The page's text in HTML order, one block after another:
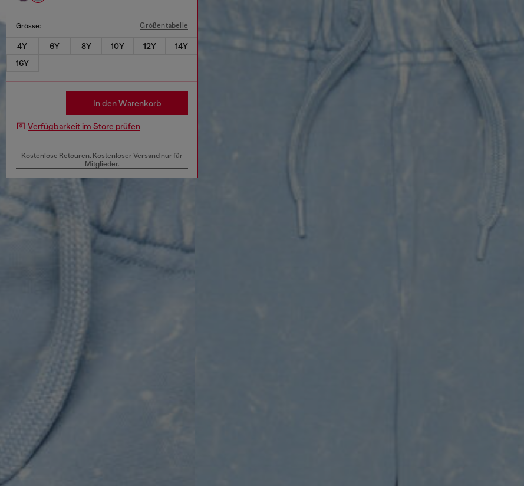
Grösse: Größentabelle
4Y 6Y 8Y 10Y 12Y
14Y
16Y
In den Warenkorb
Verfügbarkeit im Store prüfen
Kostenlose Retouren. Kostenloser Versand nur für
Mitglieder.